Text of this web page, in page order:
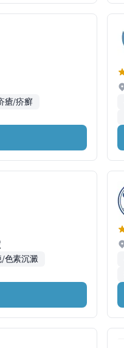
瘡/疥癬
/色素沉澱